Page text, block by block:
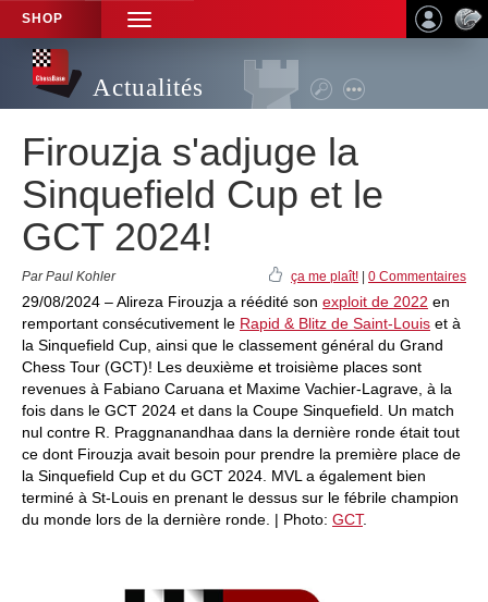
SHOP
TOGGLE
NAVIGATION
Actualités
Firouzja s'adjuge la
Sinquefield Cup et le
GCT 2024!
Par Paul Kohler ça me plaît! 0 Commentaires
29/08/2024 – Alireza Firouzja a réédité son exploit de 2022 en
remportant consécutivement le Rapid & Blitz de Saint-Louis et à
la Sinquefield Cup, ainsi que le classement général du Grand
Chess Tour (GCT)! Les deuxième et troisième places sont
revenues à Fabiano Caruana et Maxime Vachier-Lagrave, à la
fois dans le GCT 2024 et dans la Coupe Sinquefield. Un match
nul contre R. Praggnanandhaa dans la dernière ronde était tout
ce dont Firouzja avait besoin pour prendre la première place de
la Sinquefield Cup et du GCT 2024. MVL a également bien
terminé à St-Louis en prenant le dessus sur le fébrile champion
du monde lors de la dernière ronde. | Photo: GCT.